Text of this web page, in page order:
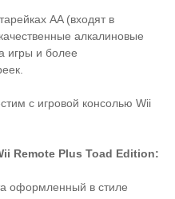
AA (входят в
алкалиновые
игры и более
с игровой консолью Wii
Remote Plus Toad Edition:
оформленный в стиле